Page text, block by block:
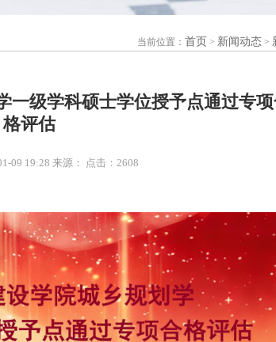
院历史性突破！
当前位置： 首页 > 新闻动态 >
一级学科硕士学位授予点通过专
格评估
09 19:28 来源： 点击：2608